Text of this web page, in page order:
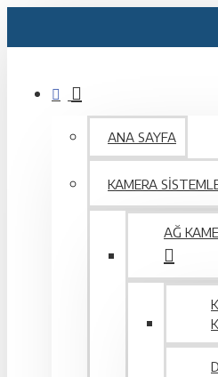
ANA SAYFA
KAMERA
AĞ